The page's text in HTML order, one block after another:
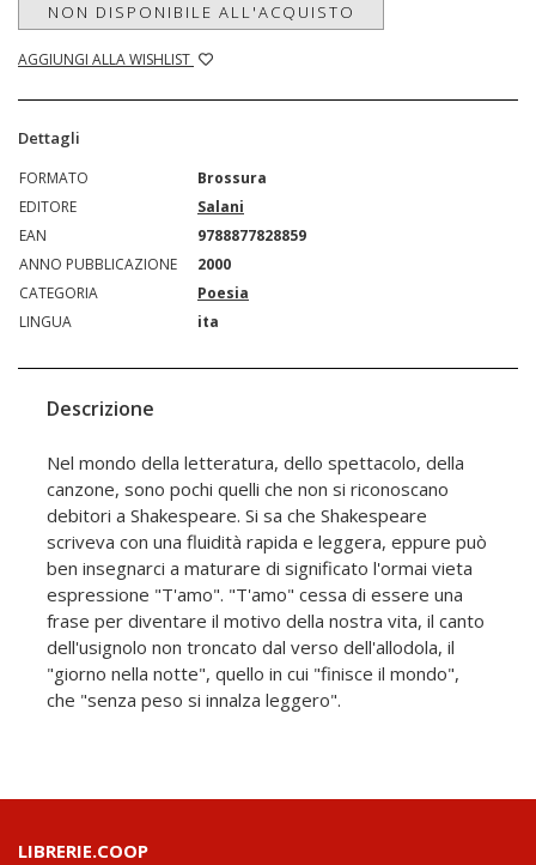
NON DISPONIBILE ALL'ACQUISTO
AGGIUNGI ALLA WISHLIST
Dettagli
FORMATO
Brossura
EDITORE
Salani
EAN
9788877828859
ANNO PUBBLICAZIONE
2000
CATEGORIA
Poesia
LINGUA
ita
Descrizione
Nel mondo della letteratura, dello spettacolo, della
canzone, sono pochi quelli che non si riconoscano
debitori a Shakespeare. Si sa che Shakespeare
scriveva con una fluidità rapida e leggera, eppure può
ben insegnarci a maturare di significato l'ormai vieta
espressione "T'amo". "T'amo" cessa di essere una
frase per diventare il motivo della nostra vita, il canto
dell'usignolo non troncato dal verso dell'allodola, il
"giorno nella notte", quello in cui "finisce il mondo",
che "senza peso si innalza leggero".
LIBRERIE.COOP